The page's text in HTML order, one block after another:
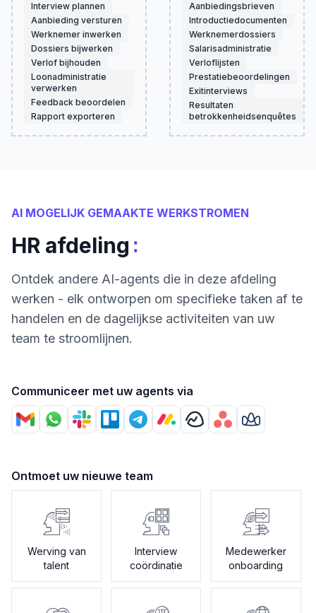
Interview plannen
Aanbieding versturen
Werknemer inwerken
Dossiers bijwerken
Verlof bijhouden
Loonadministratie
verwerken
Feedback beoordelen
Rapport exporteren
Aanbiedingsbrieven
Introductiedocumenten
Werknemerdossiers
Salarisadministratie
Verloflijsten
Prestatiebeoordelingen
Exitinterviews
Resultaten
betrokkenheidsenquêtes
AI MOGELIJK GEMAAKTE WERKSTROMEN
HR afdeling :
Ontdek andere AI-agents die in deze afdeling
werken - elk ontworpen om specifieke taken af te
handelen en de dagelijkse activiteiten van uw
team te stroomlijnen.
Communiceer met uw agents via
Ontmoet uw nieuwe team
Werving van
talent
Interview
coördinatie
Medewerker
onboarding